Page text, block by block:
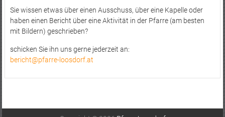
Sie wissen etwas über einen Ausschuss, über eine Kapelle oder
haben einen Bericht über eine Aktivität in der Pfarre (am besten
mit Bildern) geschrieben?
schicken Sie ihn uns gerne jederzeit an:
bericht@pfarre-loosdorf.at